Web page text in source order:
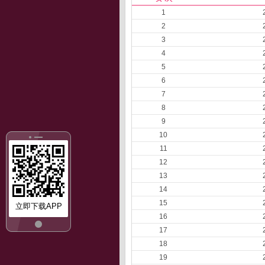
立即下载APP
1
2
3
4
5
6
7
8
9
10
11
12
13
14
15
16
17
18
19